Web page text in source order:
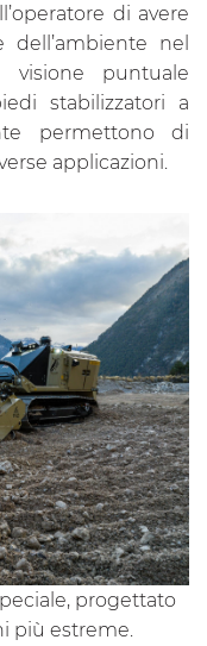
di avere
nel
puntuale
stabilizzatori a
permettono di
applicazioni.
progettato
più estreme.